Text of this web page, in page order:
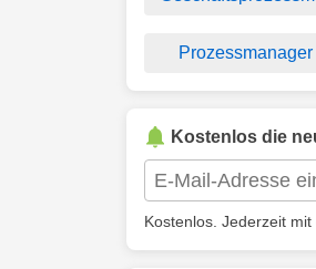
Prozessmanager
Kostenlos die
Kostenlos. Jederzeit